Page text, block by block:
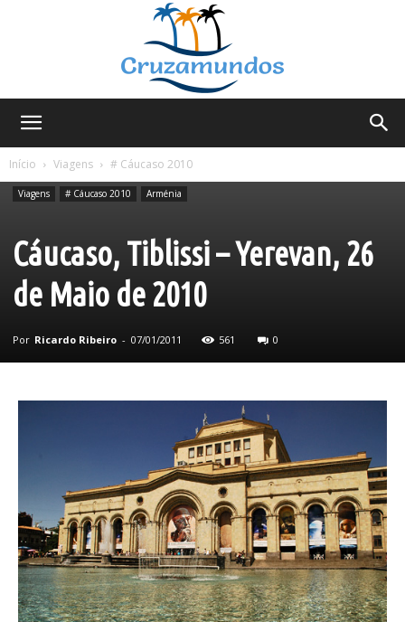
Início
Viagens # Cáucaso 2010
Viagens # Cáucaso 2010 Arménia
Cáucaso, Tiblissi – Yerevan, 26
de Maio de 2010
Por Ricardo Ribeiro - 07/01/2011 561 0